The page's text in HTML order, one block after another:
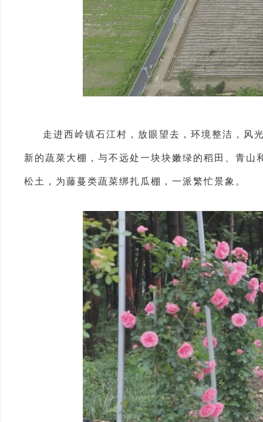
走进西岭镇石江村，放眼望去，环境整洁，风
新的蔬菜大棚，与不远处一块块嫩绿的稻田、青
松土，为藤蔓类蔬菜绑扎瓜棚，一派繁忙景象。